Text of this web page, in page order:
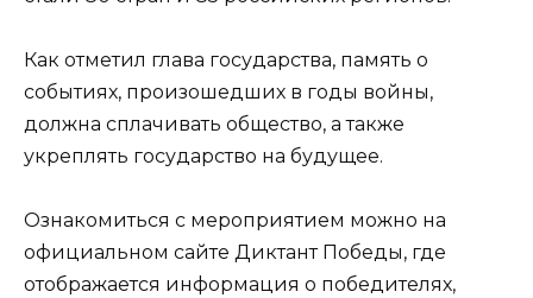
Как отметил глава государства, память о
событиях, произошедших в годы войны,
должна сплачивать общество, а также
укреплять государство на будущее.
Ознакомиться с мероприятием можно на
официальном сайте Диктант Победы, где
отображается информация о победителях,